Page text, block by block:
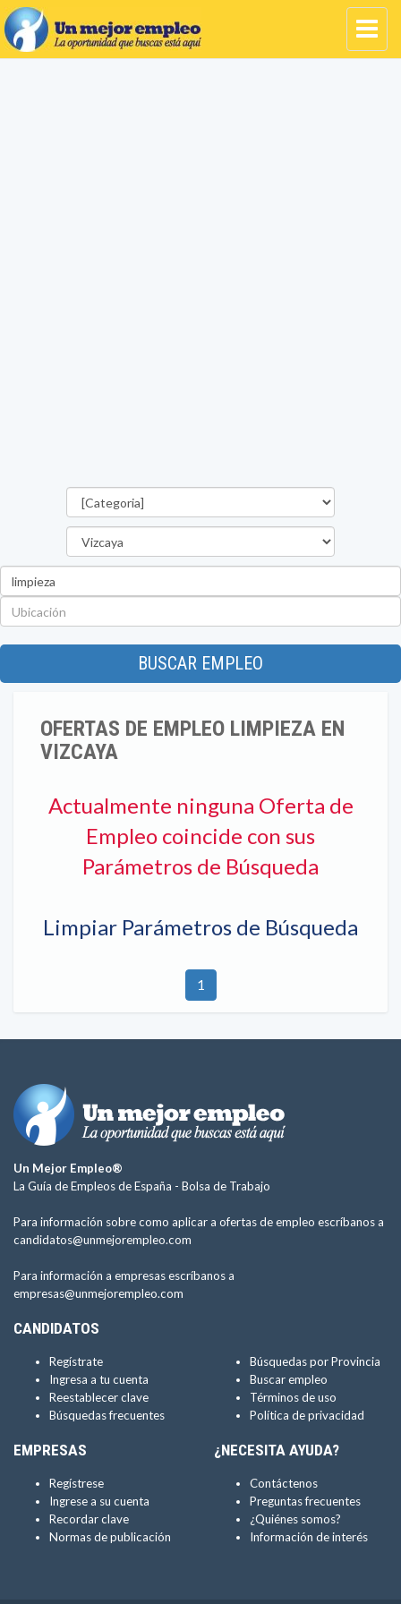
BUSCAR EMPLEO
OFERTAS DE EMPLEO LIMPIEZA EN
VIZCAYA
Actualmente ninguna Oferta de
Empleo coincide con sus
Parámetros de Búsqueda
Limpiar Parámetros de Búsqueda
1
Un Mejor Empleo®
La Guía de Empleos de España - Bolsa de Trabajo
Para información sobre como aplicar a ofertas de empleo escríbanos a
candidatos@unmejorempleo.com
Para información a empresas escríbanos a
empresas@unmejorempleo.com
CANDIDATOS
Regístrate
Ingresa a tu cuenta
Reestablecer clave
Búsquedas frecuentes
Búsquedas por Provincia
Buscar empleo
Términos de uso
Política de privacidad
EMPRESAS
Regístrese
Ingrese a su cuenta
Recordar clave
Normas de publicación
¿NECESITA AYUDA?
Contáctenos
Preguntas frecuentes
¿Quiénes somos?
Información de interés